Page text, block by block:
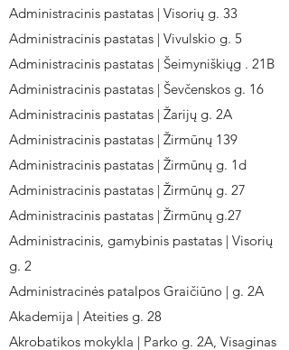
Administracinis pastatas | Visorių g. 33
Administracinis pastatas | Vivulskio g. 5
Administracinis pastatas | Šeimyniškiųg . 21B
Administracinis pastatas | Ševčenskos g. 16
Administracinis pastatas | Žarijų g. 2A
Administracinis pastatas | Žirmūnų 139
Administracinis pastatas | Žirmūnų g. 1d
Administracinis pastatas | Žirmūnų g. 27
Administracinis pastatas | Žirmūnų g.27
Administracinis, gamybinis pastatas | Visorių
g. 2
Administracinės patalpos Graičiūno | g. 2A
Akademija | Ateities g. 28
Akrobatikos mokykla | Parko g. 2A, Visaginas